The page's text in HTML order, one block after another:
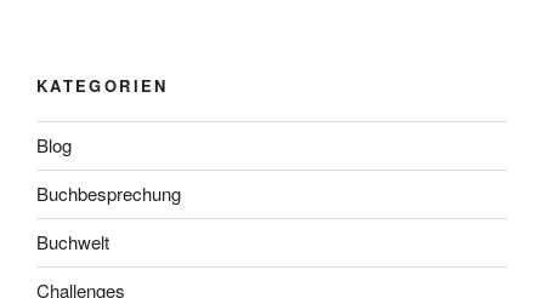
KATEGORIEN
Blog
Buchbesprechung
Buchwelt
Challenges